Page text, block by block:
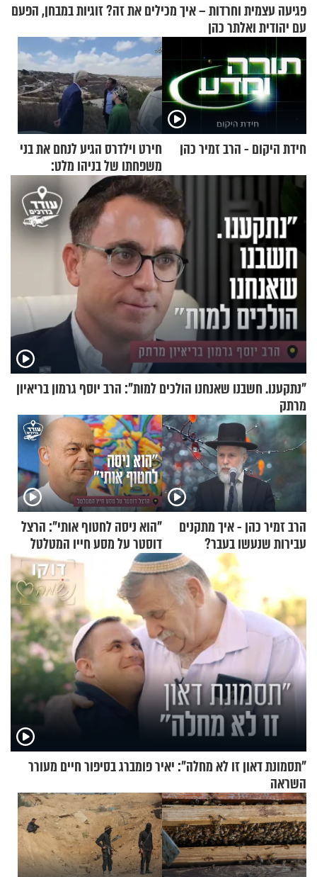
פגיעה עצמית וחרדות – איך מכילים את זה? זוגיות במבחן, הפעם
עם יהודית ואלתר כהן
חידת היקום - הרב זמיר כהן
חירט וילדרס הגיע לנחם את בני
משפחתו של בניהו מלט:
"מיליונים באירופה תומכים
בכם"
"נתקענו. חשבנו שאנחנו הולכים למות": הרב יוסף גרמון בריאיון
מרתק
הרב זמיר כהן - איך מתקנים
עבירות שנעשו בעבר?
"הוא ניסה לחטוף אותי": הרצל
דוסטר על מסע חייו המטלטל
"תסמונת דאון זו לא מחלה": יאיר פומברג בסיפור חיים מעורר
השראה